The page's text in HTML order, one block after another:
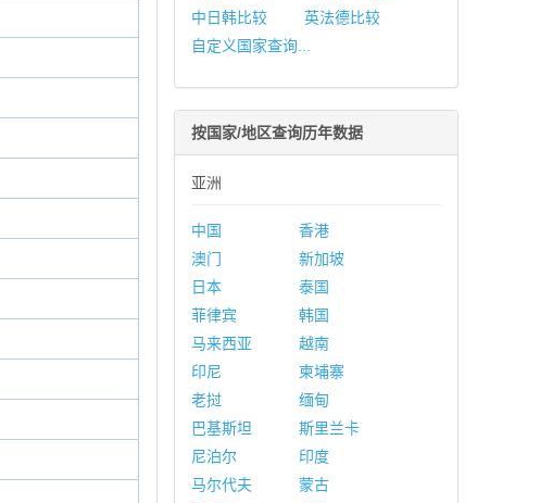
中日韩比较
英法德比较
自定义国家查询...
按国家/地区查询历年数据
亚洲
中国
香港
澳门
新加坡
日本
泰国
菲律宾
韩国
马来西亚
越南
印尼
柬埔寨
老挝
缅甸
巴基斯坦
斯里兰卡
尼泊尔
印度
马尔代夫
蒙古